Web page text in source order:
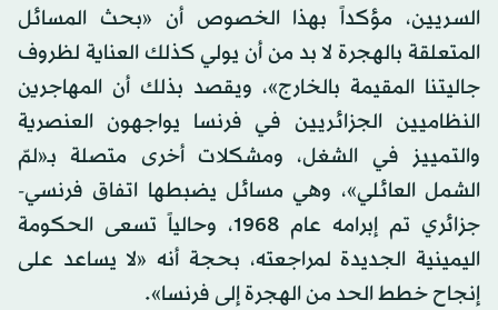
السريين، مؤكداً بهذا الخصوص أن «بحث المسائل
المتعلقة بالهجرة لا بد من أن يولي كذلك العناية لظروف
جاليتنا المقيمة بالخارج»، ويقصد بذلك أن المهاجرين
النظاميين الجزائريين في فرنسا يواجهون العنصرية
والتمييز في الشغل، ومشكلات أخرى متصلة بـ«لمّ
الشمل العائلي»، وهي مسائل يضبطها اتفاق فرنسي-
جزائري تم إبرامه عام 1968، وحالياً تسعى الحكومة
اليمينية الجديدة لمراجعته، بحجة أنه «لا يساعد على
إنجاح خطط الحد من الهجرة إلى فرنسا».